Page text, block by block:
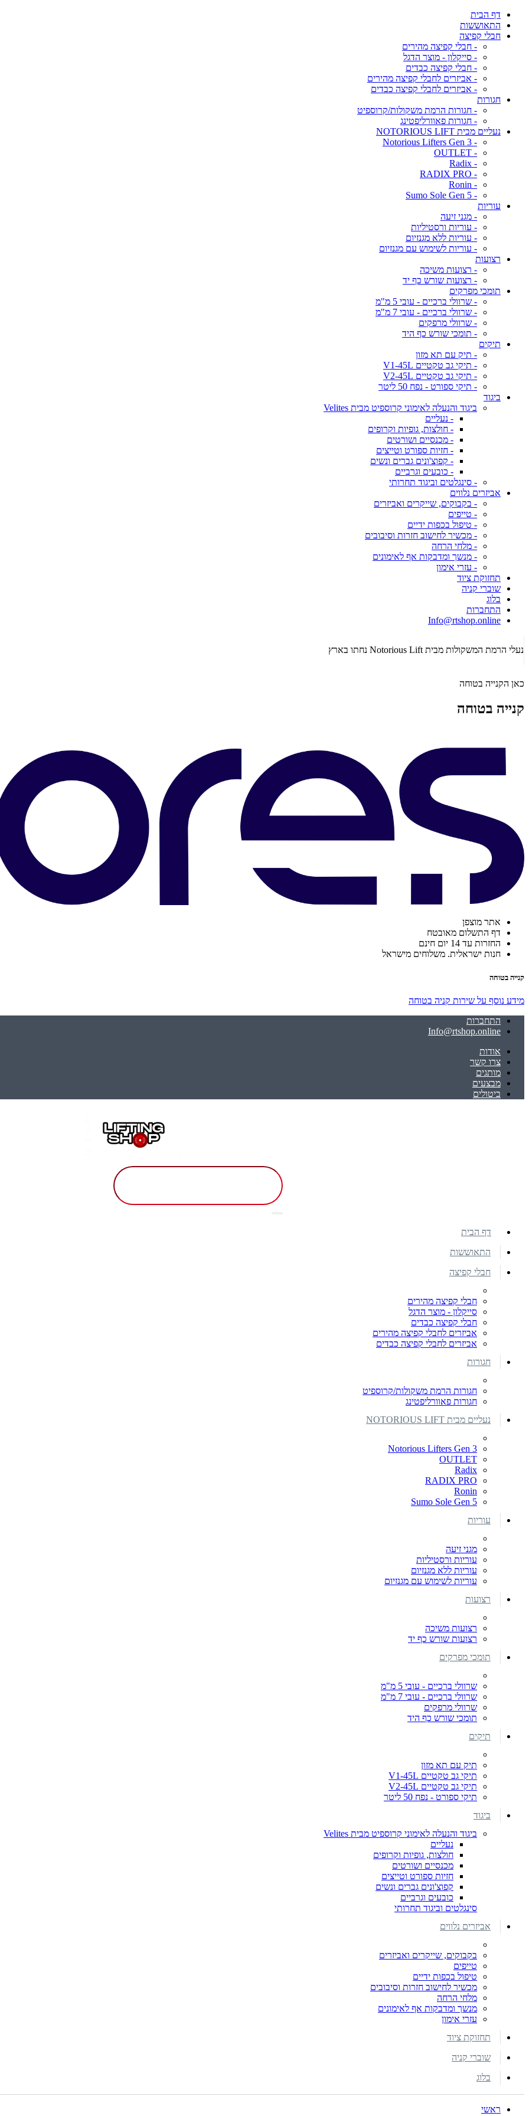
דף הבית
התאוששות
חבלי קפיצה
- חבלי קפיצה מהירים
- סייקלון - מוצר הדגל
- חבלי קפיצה כבדים
- אביזרים לחבלי קפיצה מהירים
- אביזרים לחבלי קפיצה כבדים
חגורות
- חגורות הרמת משקולות/קרוספיט
- חגורות פאוורליפטינג
נעליים מבית NOTORIOUS LIFT
- Notorious Lifters Gen 3
- OUTLET
- Radix
- RADIX PRO
- Ronin
- Sumo Sole Gen 5
עוריות
- מגני זיעה
- עוריות ורסטיליות
- עוריות ללא מגנזיום
- עוריות לשימוש עם מגנזיום
רצועות
- רצועות משיכה
- רצועות שורש כף יד
תומכי מפרקים
- שרוולי ברכיים - עובי 5 מ"מ
- שרוולי ברכיים - עובי 7 מ"מ
- שרוולי מרפקים
- תומכי שורש כף היד
תיקים
- תיק עם תא מזון
- תיקי גב טקטיים V1-45L
- תיקי גב טקטיים V2-45L
- תיקי ספורט - נפח 50 ליטר
ביגוד
ביגוד והנעלה לאימוני קרוספיט מבית Velites
- נעליים
- חולצות, גופיות וקרופים
- מכנסיים ושורטים
- חזיות ספורט וטייצים
- קפוצ'ונים גברים ונשים
- כובעים וגרביים
- סינגלטים וביגוד תחרותי
אביזרים נלווים
- בקבוקים, שייקרים ואביזרים
- טייפים
- טיפול בכפות ידיים
- מכשיר לחישוב חזרות וסיבובים
- מלחי הרחה
- מנשך ומדבקות אף לאימונים
- עזרי אימון
תחזוקת ציוד
שוברי קניה
בלוג
התחברות
Info@rtshop.online
נעלי הרמת המשקולות מבית Notorious Lift נחתו בארץ
כאן הקנייה בטוחה
קנייה בטוחה
אתר מוצפן
דף התשלום מאובטח
החזרות עד 14 יום חינם
חנות ישראלית. משלוחים מישראל
קנייה בטוחה
מידע נוסף על שירות קניה בטוחה
התחברות
Info@rtshop.online
אודות
צרו קשר
מותגים
מבצעים
ביטולים
דף הבית
התאוששות
חבלי קפיצה
חבלי קפיצה מהירים
סייקלון - מוצר הדגל
חבלי קפיצה כבדים
אביזרים לחבלי קפיצה מהירים
אביזרים לחבלי קפיצה כבדים
חגורות
חגורות הרמת משקולות/קרוספיט
חגורות פאוורליפטינג
נעליים מבית NOTORIOUS LIFT
Notorious Lifters Gen 3
OUTLET
Radix
RADIX PRO
Ronin
Sumo Sole Gen 5
עוריות
מגני זיעה
עוריות ורסטיליות
עוריות ללא מגנזיום
עוריות לשימוש עם מגנזיום
רצועות
רצועות משיכה
רצועות שורש כף יד
תומכי מפרקים
שרוולי ברכיים - עובי 5 מ"מ
שרוולי ברכיים - עובי 7 מ"מ
שרוולי מרפקים
תומכי שורש כף היד
תיקים
תיק עם תא מזון
תיקי גב טקטיים V1-45L
תיקי גב טקטיים V2-45L
תיקי ספורט - נפח 50 ליטר
ביגוד
ביגוד והנעלה לאימוני קרוספיט מבית Velites
נעליים
חולצות, גופיות וקרופים
מכנסיים ושורטים
חזיות ספורט וטייצים
קפוצ'ונים גברים ונשים
כובעים וגרביים
סינגלטים וביגוד תחרותי
אביזרים נלווים
בקבוקים, שייקרים ואביזרים
טייפים
טיפול בכפות ידיים
מכשיר לחישוב חזרות וסיבובים
מלחי הרחה
מנשך ומדבקות אף לאימונים
עזרי אימון
תחזוקת ציוד
שוברי קניה
בלוג
ראשי